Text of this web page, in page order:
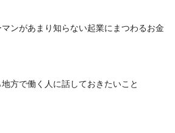
ンがあまり知らない起業にまつわるお金
方で働く人に話しておきたいこと